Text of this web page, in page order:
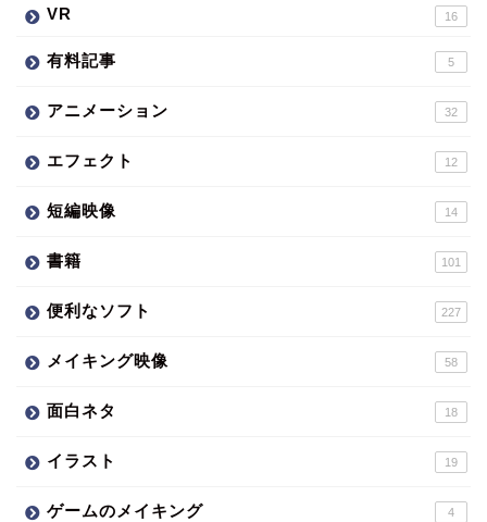
VR 16
有料記事 5
アニメーション 32
エフェクト 12
短編映像 14
書籍 101
便利なソフト 227
メイキング映像 58
面白ネタ 18
イラスト 19
ゲームのメイキング 4